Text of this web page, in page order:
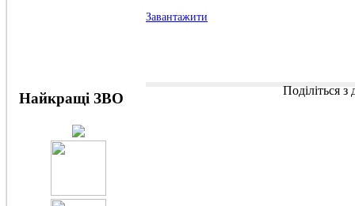
Завантажити
Поділіться
Найкращі ЗВО